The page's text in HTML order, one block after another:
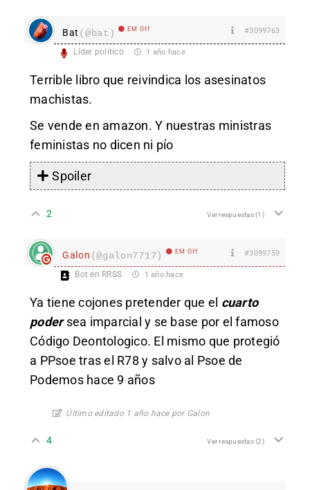
Bat (@bat) EM Off #3099763
Líder político 1 año hace
Terrible libro que reivindica los asesinatos
machistas.
Se vende en amazon. Y nuestras ministras
feministas no dicen ni pío
Spoiler
2 Ver respuestas(1)
Galon (@galon7717) EM Off #3099759
Bot en RRSS 1 año hace
Ya tiene cojones pretender que el cuarto
podersea imparcial y se base por el famoso
Código Deontologico. El mismo que protegió
a PPsoe tras el R78 y salvo al Psoe de
Podemos hace 9 años
Último editado 1 año hace por Galon
4 Ver respuestas(2)